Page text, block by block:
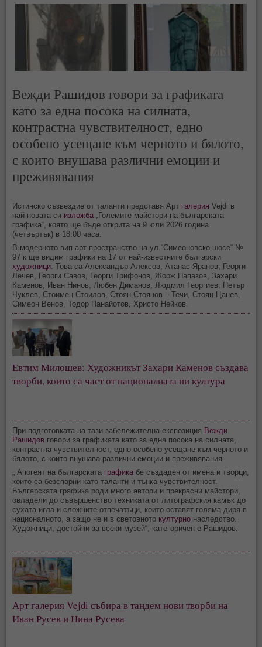
Вежди Рашидов говори за графиката
като за една посока на силната,
контрастна чувствителност, едно
особено усещане към черното и бялото,
с които внушава различни емоции и
преживявания
Истинско съзвездие от таланти представя Арт галерияVejdi в
най-новата си изложба „Големите майстори на българската
графика“, която ще бъде открита на 9 юли 2026 година
(четвъртък) в 18:00 часа.
В модерното вип арт пространство на ул.“Симеоновско шосе“ №
97 к ще видим графики на 17 от най-известните български
художници. Това са Александър Алексов, Атанас Яранов, Георги
Лечев, Георги Савов, Георги Трифонов, Жорж Папазов, Захари
Каменов, Иван Нинов, Любен Диманов, Людмил Георгиев, Петър
Чуклев, Стоимен Стоилов, Стоян Стоянов – Течи, Стоян Цанев,
Симеон Венов, Тодор Панайотов, Христо Нейков.
Евтим Милошев: Художникът Захари Каменов създава
творби, които са част от националната ни култура
При подготовката на тази забележителна експозиция Вежди
Рашидов говори за графиката като за една посока на силната,
контрастна чувствителност, едно особено усещане към черното и
бялото, с които внушава различни емоции и преживявания.
„ Апогеят на българската графика бе създаден от имена и творци,
които са безспорни като таланти и тънка чувствителност.
Българската графика роди много автори и прекрасни майстори,
овладели до съвършенство техниката от литографския камък до
сухата игла и сложните отпечатъци, които оставят голяма диря в
националното, а защо не и в световното културно наследство.
Художници, достойни за всеки музей“, категоричен е Рашидов.
Арт галерия Vejdi събира в тандем нови творби на
Иван Русев и Нина Русева